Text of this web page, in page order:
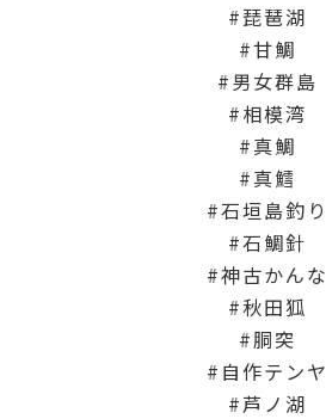
琵琶湖
甘鯛
男女群島
相模湾
真鯛
真鱈
石垣島釣り
石鯛針
神古かんな
秋田狐
胴突
自作テンヤ
芦ノ湖